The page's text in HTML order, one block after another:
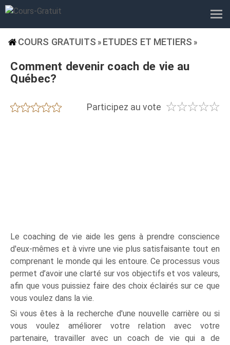
COURS GRATUITS » ETUDES ET METIERS »
Comment devenir coach de vie au
Québec?
Participez au vote ☆☆☆☆☆
★★★★★
Le coaching de vie aide les gens à prendre conscience
d'eux-mêmes et à vivre une vie plus satisfaisante tout en
comprenant le monde qui les entoure. Ce processus vous
permet d’avoir une clarté sur vos objectifs et vos valeurs,
afin que vous puissiez faire des choix éclairés sur ce que
vous voulez dans la vie.
Si vous êtes à la recherche d'une nouvelle carrière ou si
vous voulez améliorer votre relation avec votre
partenaire, travailler avec un coach de vie qui a de